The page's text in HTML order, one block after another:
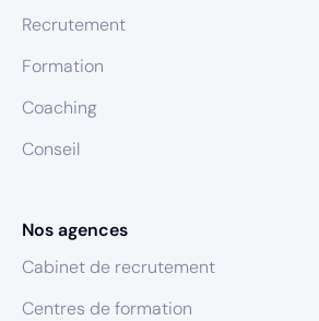
Recrutement
Formation
Coaching
Conseil
Nos agences
Cabinet de recrutement
Centres de formation